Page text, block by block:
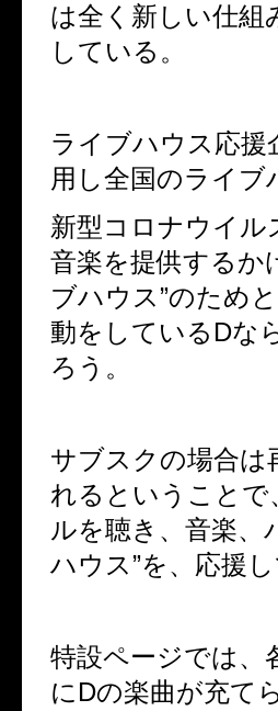
は全く新しい仕組
している。
ライブハウス応
用し全国のライ
新型コロナウイル
音楽を提供するか
ブハウス”のため
動をしているDな
ろう。
サブスクの場合は
れるということで
ルを聴き、音楽、
ハウス”を、応援
特設ページでは、
にDの楽曲が充て